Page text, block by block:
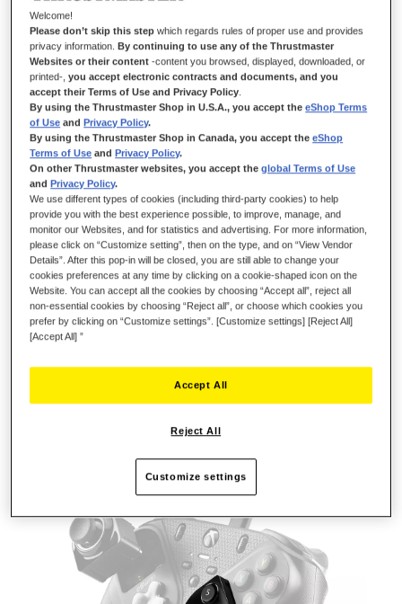
AGGIUNGI AL CARRELLO
Lista dei desideri
Sii il primo a recensire questo prodotto
Dettagli
MIGLIORA LE TUE TECNICHE DI
COMBATTIMENTO
Perfeziona il tuo stile di combattimento ed esplora nuove
Personalizza la tua configurazione aggiungendo, al tuo
Welcome!
Please don’t skip this step which regards rules of proper use and provides
privacy information. By continuing to use any of the Thrustmaster
Websites or their content -content you browsed, displayed, downloaded, or
printed-,you accept electronic contracts and documents, and you
accept their Terms of Use and Privacy Policy.
By using the Thrustmaster Shop in U.S.A., you accept theeShop Terms
of Use and Privacy Policy.
By using the Thrustmaster Shop in Canada, you accept theeShop
Terms of Use and Privacy Policy.
On other Thrustmaster websites, you accept theglobal Terms of Use
and Privacy Policy.
We use different types of cookies (including third-party cookies) to help
provide you with the best experience possible, to improve, manage, and
monitor our Websites, and for statistics and advertising. For more information,
please click on “Customize setting”, then on the type, and on “View Vendor
Details”. After this pop-in will be closed, you are still able to change your
cookies preferences at any time by clicking on a cookie-shaped icon on the
Website. You can accept all the cookies by choosing “Accept all”, reject all
non-essential cookies by choosing “Reject all”, or choose which cookies you
prefer by clicking on “Customize settings”. [Customize settings] [Reject All]
[Accept All] ”
Reject All
Accept All
Customize settings